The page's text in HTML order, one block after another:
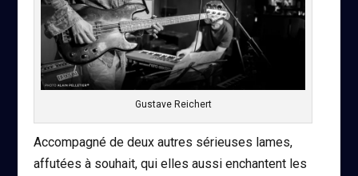
Gustave Reichert
Accompagné de deux autres sérieuses lames,
affutées à souhait, qui elles aussi enchantent les